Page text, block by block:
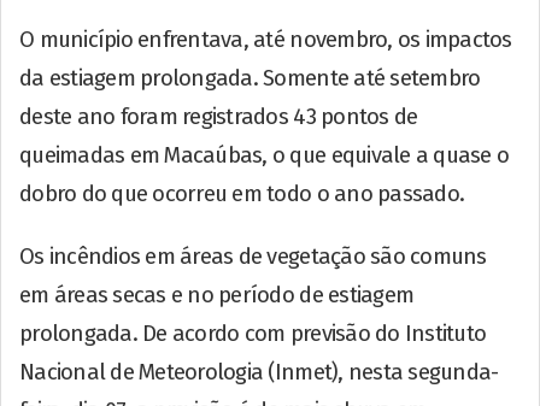
O município enfrentava, até novembro, os impactos
da estiagem prolongada. Somente até setembro
deste ano foram registrados 43 pontos de
queimadas em Macaúbas, o que equivale a quase o
dobro do que ocorreu em todo o ano passado.
Os incêndios em áreas de vegetação são comuns
em áreas secas e no período de estiagem
prolongada. De acordo com previsão do Instituto
Nacional de Meteorologia (Inmet), nesta segunda-